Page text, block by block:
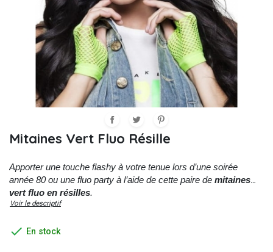
Mitaines Vert Fluo Résille
Apporter une touche flashy à votre tenue lors d’une soirée
année 80 ou une fluo party à l’aide de cette paire de mitaines
vert fluo en résilles.
Voir le descriptif
 En stock